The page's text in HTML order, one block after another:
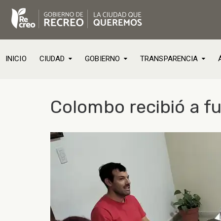
INICIO CIUDAD GOBIERNO TRANSPARENCIA
Colombo recibió a